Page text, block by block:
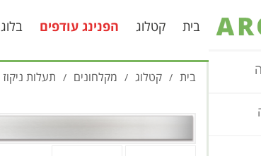
בית קטלוג הפנינג עודפים בלוג
בית / קטלוג / מקלחונים / תעלות ניקוז